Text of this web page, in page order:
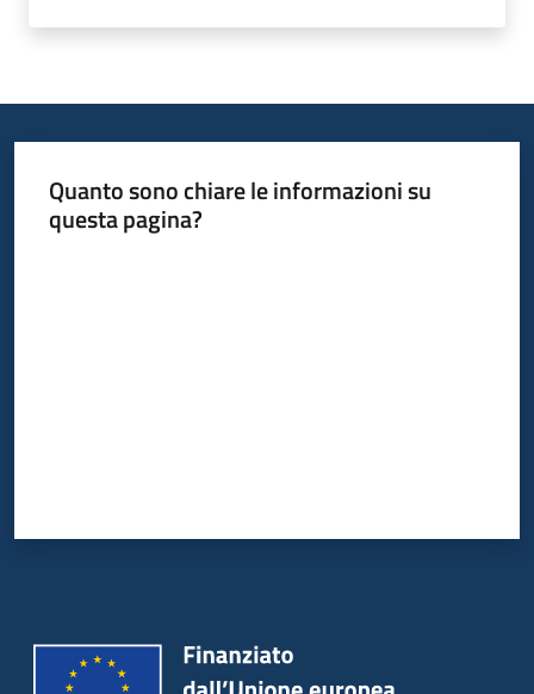
telematiche
Quanto sono chiare le informazioni su
questa pagina?